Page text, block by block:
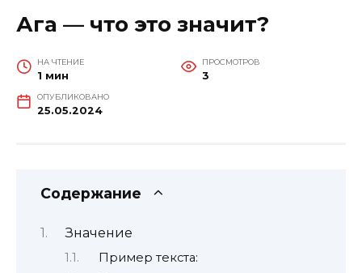
Ага — что это значит?
НА ЧТЕНИЕ
1 мин
ПРОСМОТРОВ
3
ОПУБЛИКОВАНО
25.05.2024
Содержание
Значение
Пример текста: